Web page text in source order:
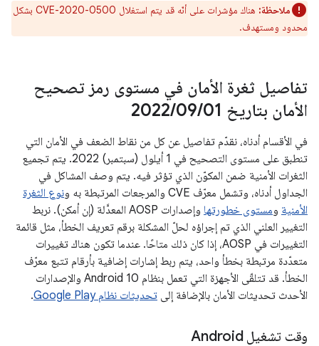
ملاحظة:
هناك مؤشرات على أنّه قد يتم استغلال CVE-2020-0500 بشكل
محدود ومستهدف.
تفاصيل ثغرة الأمان في مستوى رمز تصحيح
الأمان بتاريخ 01‏
/
09‏
/
2022
في الأقسام أدناه، نقدّم تفاصيل عن كل من نقاط الضعف في الأمان التي
تنطبق على مستوى التصحيح في 1 أيلول (سبتمبر) 2022. يتم تجميع
الثغرات الأمنية ضمن المكوّن الذي تؤثر فيه. يتم وصف المشاكل في
الجداول أدناه، وتشمل معرّف CVE والمرجعات المرتبطة به و
نوع الثغرة
الأمنية ومستوى خطورتها
وإصدارات AOSP المعدَّلة (إن أمكن). نربط
التغيير العلني الذي تم إجراؤه لحلّ المشكلة برقم تعريف الخطأ، مثل قائمة
التغييرات في AOSP، إذا كان ذلك متاحًا. عندما تكون هناك تغييرات
متعدّدة مرتبطة بخطأ واحد، يتم ربط إشارات إضافية بأرقام تتبع معرّف
الخطأ. قد تتلقّى الأجهزة التي تعمل بنظام Android 10 والإصدارات
الأحدث تحديثات الأمان بالإضافة إلى تحديثات نظام Google Play .
وقت تشغيل Android